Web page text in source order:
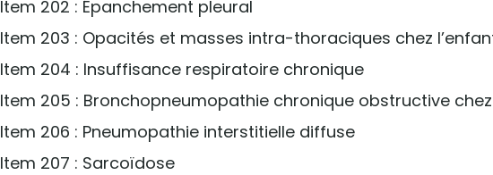
Item 202 : Épanchement pleural
Item 203 : Opacités et masses intra-thoraciques chez
Item 204 : Insuffisance respiratoire chronique
Item 205 : Bronchopneumopathie chronique obstructive chez
Item 206 : Pneumopathie interstitielle diffuse
Item 207 : Sarcoïdose